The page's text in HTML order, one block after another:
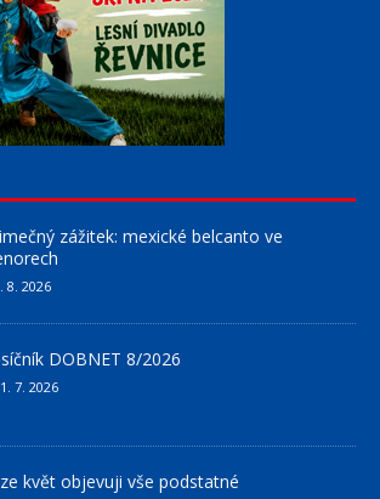
zážitek: mexické belcanto ve
8. 2026
DOBNET 8/2026
7. 2026
květ objevuji vše podstatné